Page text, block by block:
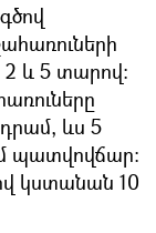
և 5 տարով։
ևս 5
պատվովճար։
կստանան 10